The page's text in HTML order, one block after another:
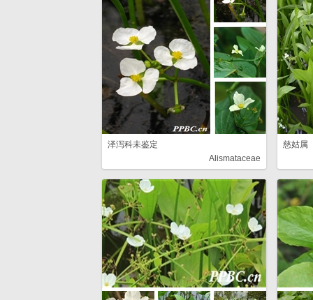
泽泻科未鉴定
Alismataceae
慈姑属